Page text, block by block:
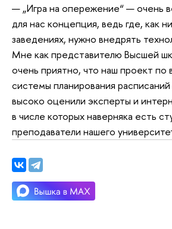
— „Игра на опережение“ — очень
для нас концепция, ведь где, как
заведениях, нужно внедрять
Мне как представителю Высшей
очень приятно, что наш проект по
системы планирования
высоко оценили эксперты и
в числе которых наверняка есть
преподаватели нашего